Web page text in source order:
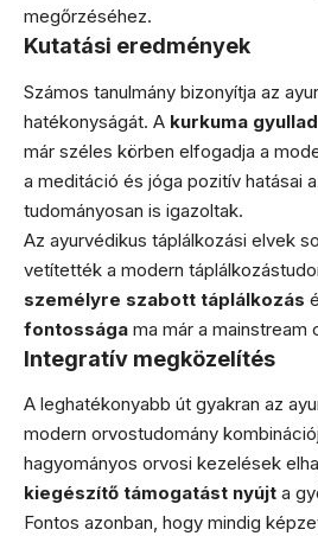
megőrzéséhez.
Kutatási eredmények
Számos tanulmány bizonyítja az
hatékonyságát. A kurkuma
már széles körben elfogadja a
a meditáció és jóga pozitív hatásai
tudományosan is igazoltak.
Az ayurvédikus táplálkozási elvek
vetítették a modern
személyre szabott táplálkozás
fontossága ma már a mainstream
Integratív megközelítés
A leghatékonyabb út gyakran az
modern orvostudomány
hagyományos orvosi kezelések
kiegészítő támogatást nyújt a
Fontos azonban, hogy mindig